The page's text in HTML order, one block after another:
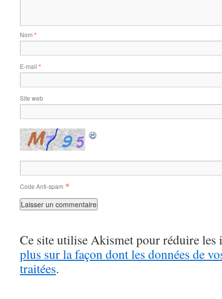
Nom *
E-mail *
Site web
Code Anti-spam *
Ce site utilise Akismet pour réduire les
plus sur la façon dont les données de
traitées.